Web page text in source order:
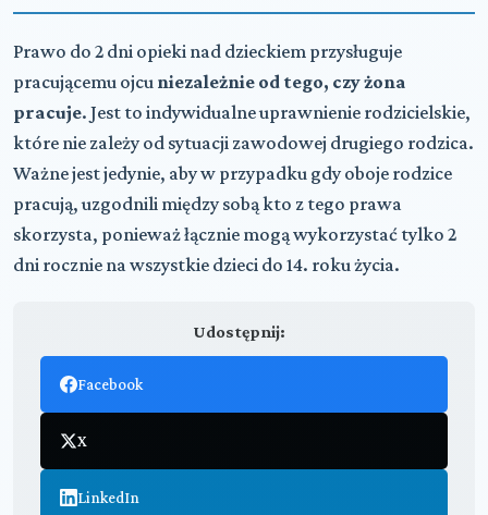
Prawo do 2 dni opieki nad dzieckiem przysługuje
pracującemu ojcu niezależnie od tego, czy żona
pracuje. Jest to indywidualne uprawnienie rodzicielskie,
które nie zależy od sytuacji zawodowej drugiego rodzica.
Ważne jest jedynie, aby w przypadku gdy oboje rodzice
pracują, uzgodnili między sobą kto z tego prawa
skorzysta, ponieważ łącznie mogą wykorzystać tylko 2
dni rocznie na wszystkie dzieci do 14. roku życia.
Udostępnij:
Facebook
X
LinkedIn